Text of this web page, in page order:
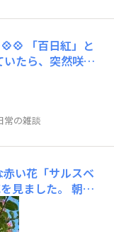
「百日紅」と
たら、突然咲い
不思議な花です
火🎆のように花
常の雑談
い花「サルスベ
見ました。 朝の